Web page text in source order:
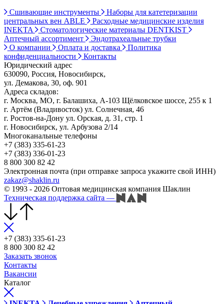
Сшивающие инструменты
Наборы для катетеризации
центральных вен ABLE
Расходные медицинские изделия
INEKTA
Стоматологические материалы DENTKIST
Аптечный ассортимент
Эндотрахеальные трубки
О компании
Оплата и доставка
Политика
конфиденциальности
Контакты
Юридический адрес
630090, Россия, Новосибирск,
ул. Демакова, 30, оф. 901
Адреса складов:
г. Москва, МО, г. Балашиха, А-103 Щёлковское шоссе, 255 к 1
г. Артём (Владивосток) ул. Солнечная, 46
г. Ростов-на-Дону ул. Орская, д. 31, стр. 1
г. Новосибирск, ул. Арбузова 2/14
Многоканальные телефоны
+7 (383) 335-61-23
+7 (383) 336-01-23
8 800 300 82 42
Электронная почта (при отправке запроса укажите свой ИНН)
zakaz@shaklin.ru
© 1993 - 2026 Оптовая медицинская компания Шаклин
Техническая поддержка сайта —
+7 (383) 335-61-23
8 800 300 82 42
Заказать звонок
Контакты
Вакансии
Каталог